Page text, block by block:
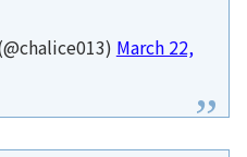
March 22,